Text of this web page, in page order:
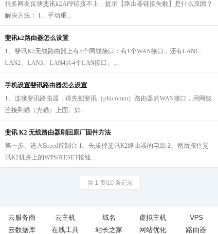
很多网友反映斐讯k2APP链接不上，提示【路由器链接失败】是什么原因？
解决方法： 1、手动重...
斐讯k2路由器怎么设置
1、斐讯K2无线路由器上有5个网线接口：有1个WAN接口，还有LAN1、
LAN2、LAN3、LAN4共4个LAN接口。...
手机设置斐讯路由器怎么设置
1、连接斐讯路由器，请先把斐讯（phicomm）路由器的WAN接口，用网线
连接到猫（光猫）上面。如...
斐讯 K2 无线路由器刷回原厂固件方法
第一步、进入Breed控制台 1、先拔掉斐讯K2路由器的电源 2、然后按住斐
讯K2机身上的WPS/RESET按钮...
共 1 页/10 条记录
云服务商 云主机 域名 虚拟主机
VPS
云数据库
在线工具 站长之家 网站优化 路由器